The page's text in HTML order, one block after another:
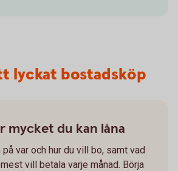
lyckat bostadsköp
mycket du kan låna
på var och hur du vill bo, samt vad
vill betala varje månad. Börja